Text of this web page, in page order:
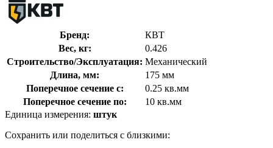
Бренд:
КВТ
Вес, кг:
0.426
Строительство/Эксплуатация: Механический
Длина, мм:
175 мм
Поперечное сечение с:
0.25 кв.мм
Поперечное сечение по:
10 кв.мм
Единица измерения: штук
Сохранить или поделиться с близкими: